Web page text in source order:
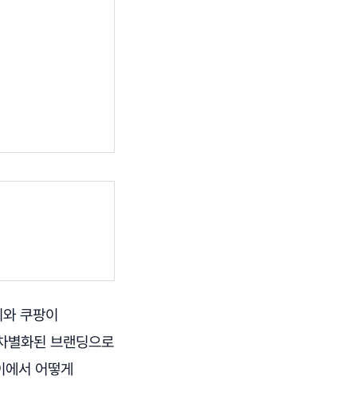
쿠팡이
별화된 브랜딩으로
서 어떻게